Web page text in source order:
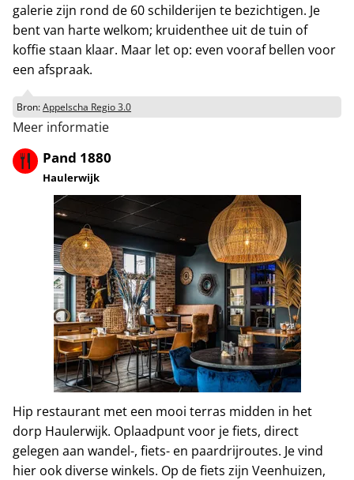
galerie zijn rond de 60 schilderijen te bezichtigen. Je
bent van harte welkom; kruidenthee uit de tuin of
koffie staan klaar. Maar let op: even vooraf bellen voor
een afspraak.
Bron:Appelscha Regio 3.0
Meer informatie
Pand 1880
Haulerwijk
Hip restaurant met een mooi terras midden in het
dorp Haulerwijk. Oplaadpunt voor je fiets, direct
gelegen aan wandel-, fiets- en paardrijroutes. Je vind
hier ook diverse winkels. Op de fiets zijn Veenhuizen,